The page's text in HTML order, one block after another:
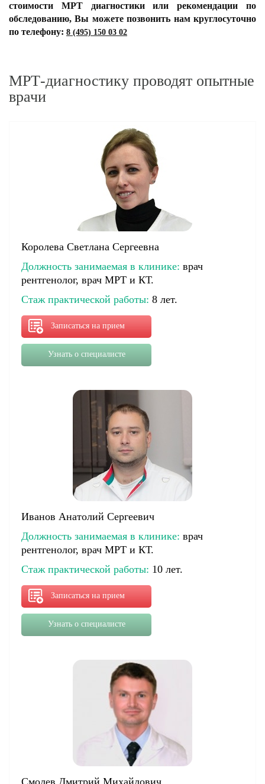
стоимости МРТдиагностики или рекомендации по
обследованию, Вы можете позвонить нам круглосуточно
по телефону: 8 (495) 150 03 02
МРТ-диагностику проводят опытные
врачи
Королева Светлана Сергеевна
Должность занимаемая в клинике: врач
рентгенолог, врач МРТ и КТ.
Стаж практической работы: 8 лет.
Записаться на прием
Узнать о специалисте
Иванов Анатолий Сергеевич
Должность занимаемая в клинике: врач
рентгенолог, врач МРТ и КТ.
Стаж практической работы: 10 лет.
Записаться на прием
Узнать о специалисте
Смолев Дмитрий Михайлович